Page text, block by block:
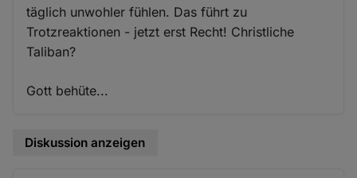
täglich unwohler fühlen. Das führt zu
Trotzreaktionen - jetzt erst Recht! Christliche
Taliban?
Gott behüte...
Diskussion anzeigen